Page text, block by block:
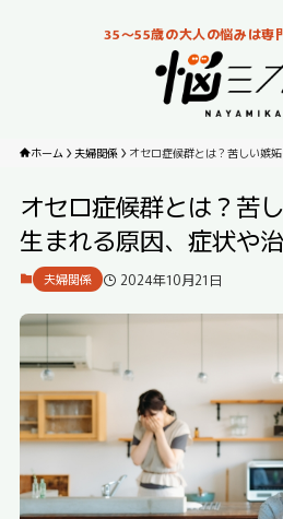
35～55歳の大人の悩みは専
ホーム 夫婦関係 オセロ症候群とは？苦しい嫉
オセロ症候群とは？苦
生まれる原因、症状や
夫婦関係 2024年10月21日